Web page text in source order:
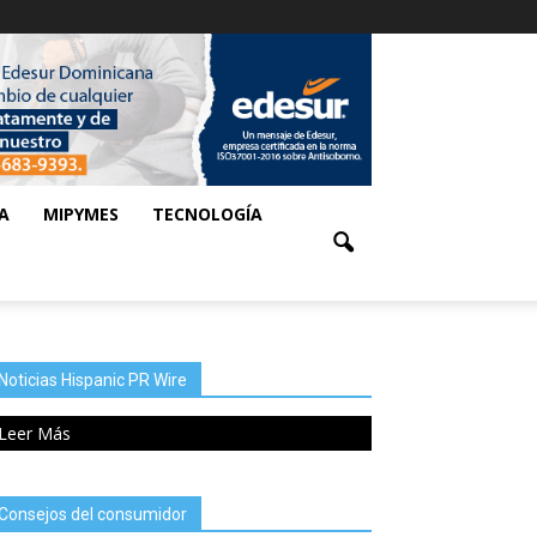
MIPYMES TECNOLOGÍA
Noticias Hispanic PR Wire
Leer Más
del consumidor